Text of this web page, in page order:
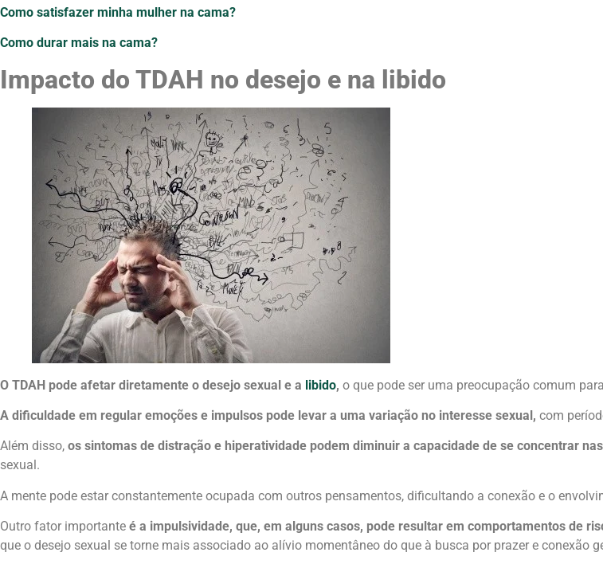
Como satisfazer minha mulher na cama?
Como durar mais na cama?
Impacto do TDAH no desejo e na libido
O TDAH pode afetar diretamente o desejo sexual e a libido, o que pode ser uma preocupação comum
A dificuldade em regular emoções e impulsos pode levar a uma variação no interesse sexual, com
Além disso, os sintomas de distração e hiperatividade podem diminuir a capacidade de se concentrar
sexual.
A mente pode estar constantemente ocupada com outros pensamentos, dificultando a conexão e o
Outro fator importante é a impulsividade, que, em alguns casos, pode resultar em comportamentos de
que o desejo sexual se torne mais associado ao alívio momentâneo do que à busca por prazer e conexão